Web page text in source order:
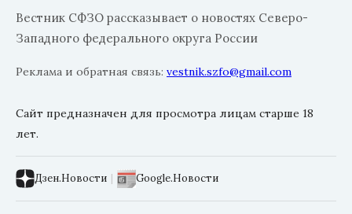
Вестник СФЗО рассказывает о новостях Северо-
Западного федерального округа России
Реклама и обратная связь: vestnik.szfo@gmail.com
Сайт предназначен для просмотра лицам старше 18
лет.
Дзен.Новости | Google.Новости